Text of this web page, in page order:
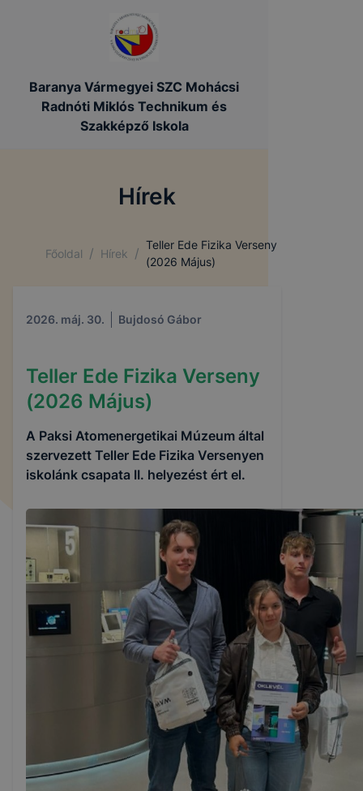
Baranya Vármegyei SZC Mohácsi
Radnóti Miklós Technikum és
Szakképző Iskola
Hírek
Főoldal / Hírek /
Teller Ede Fizika Verseny
(2026 Május)
2026. máj. 30. Bujdosó Gábor
Teller Ede Fizika Verseny
(2026 Május)
A Paksi Atomenergetikai Múzeum által
szervezett Teller Ede Fizika Versenyen
iskolánk csapata II. helyezést ért el.